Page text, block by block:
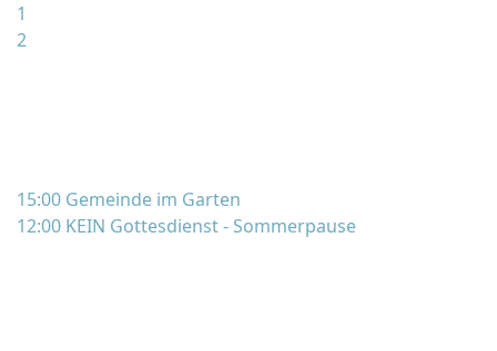
1
2
15:00 Gemeinde im Garten
12:00 KEIN Gottesdienst - Sommerpause